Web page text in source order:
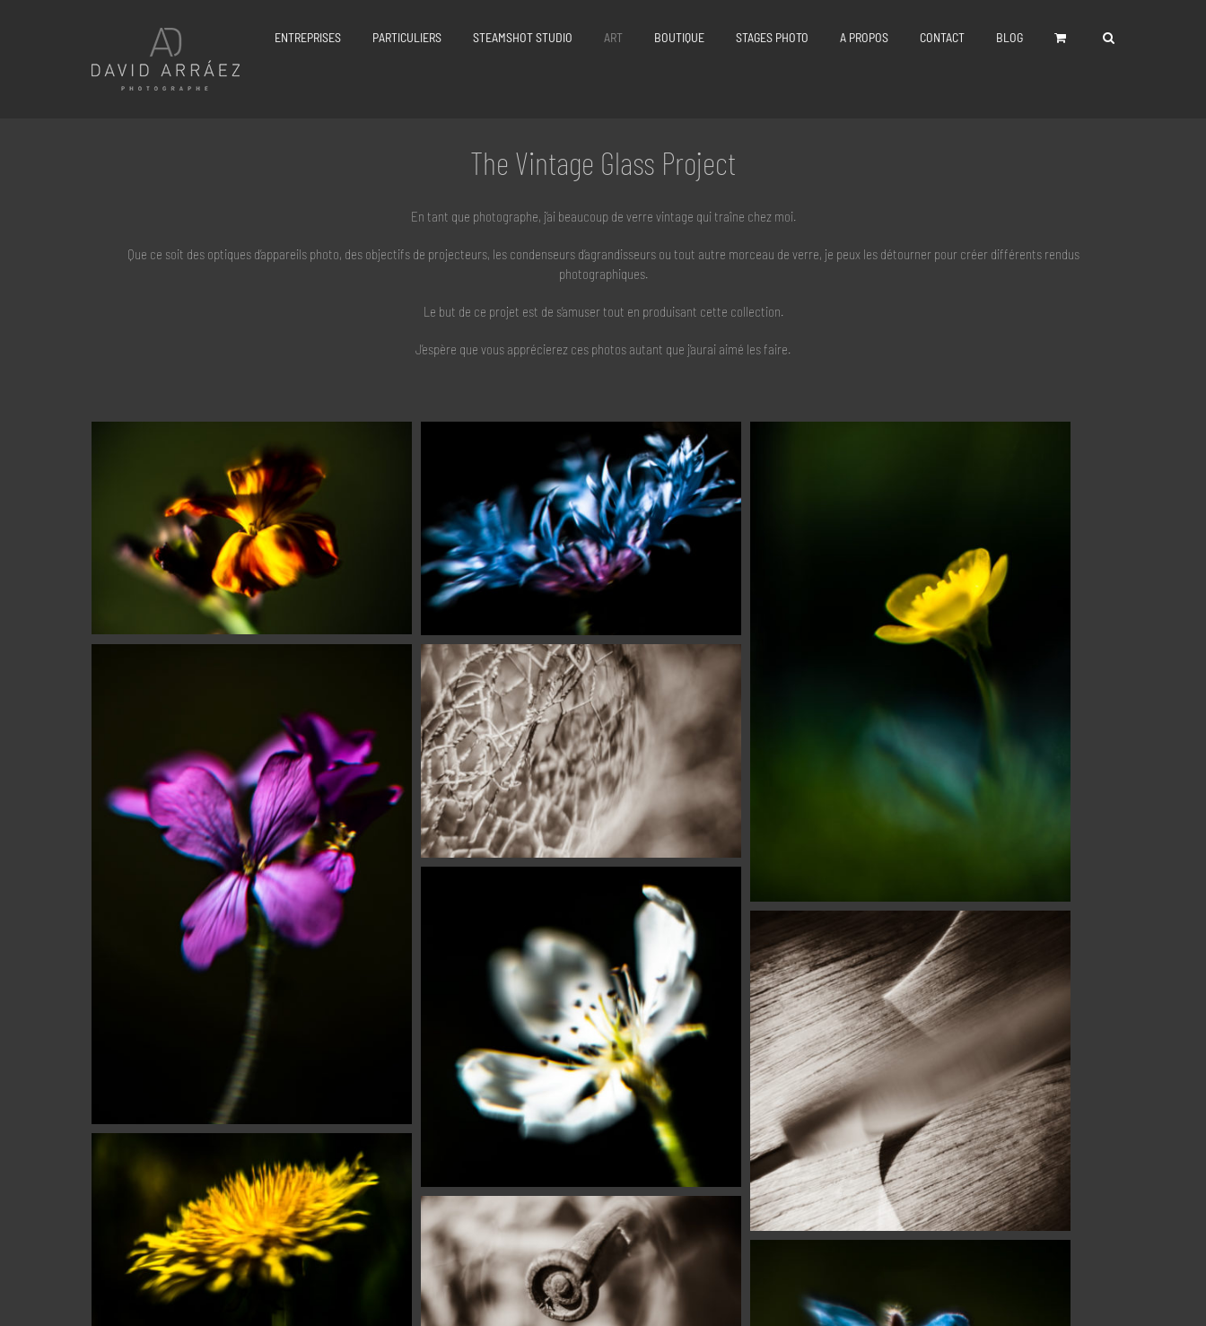
ENTREPRISES PARTICULIERS STEAMSHOT STUDIO ART BOUTIQUE STAGES PHOTO A PROPOS CONTACT BLOG
The Vintage Glass Project
En tant que photographe, j’ai beaucoup de verre vintage qui traîne chez moi.
Que ce soit des optiques d’appareils photo, des objectifs de projecteurs, les condenseurs d’agrandisseurs ou tout autre morceau de verre, je peux les détourner pour créer différents rendus
photographiques.
Le but de ce projet est de s’amuser tout en produisant cette collection.
J’espère que vous apprécierez ces photos autant que j’aurai aimé les faire.